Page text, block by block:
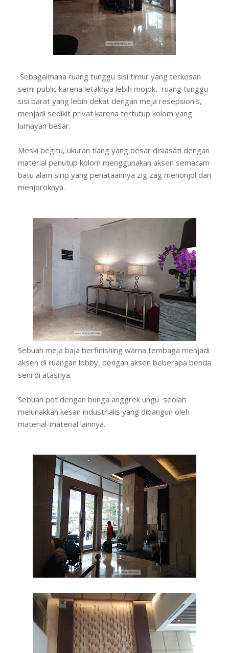
Sebagaimana ruang tunggu sisi timur yang terkesan
semi public karena letaknya lebih mojok, ruang tunggu
sisi barat yang lebih dekat dengan meja resepsionis,
menjadi sedikit privat karena tertutup kolom yang
lumayan besar.
Meski begitu, ukuran tiang yang besar disiasati dengan
material penutup kolom menggunakan aksen semacam
batu alam sirip yang penataannya zig zag menonjol dan
menjoroknya.
Sebuah meja baja berfinishing warna tembaga menjadi
aksen di ruangan lobby, dengan aksen beberapa benda
seni di atasnya.
Sebuah pot dengan bunga anggrek ungu seolah
melunakkan kesan industrialis yang dibangun oleh
material-material lainnya.